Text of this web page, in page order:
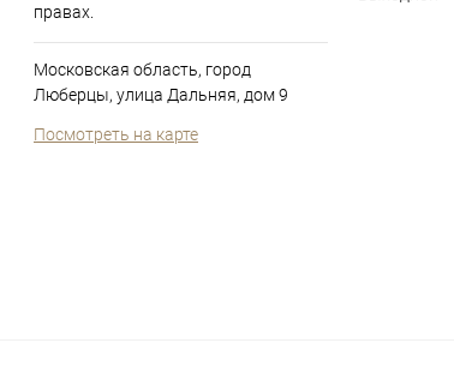
правах.
Московская область, город
Люберцы, улица Дальняя, дом 9
Посмотреть на карте